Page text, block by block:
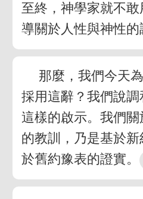
至終，神學家就不
導關於人性與神性
那麼，我們今天
採用這辭？我們說
這樣的啟示。我們
的教訓，乃是基於
於舊約豫表的證實。